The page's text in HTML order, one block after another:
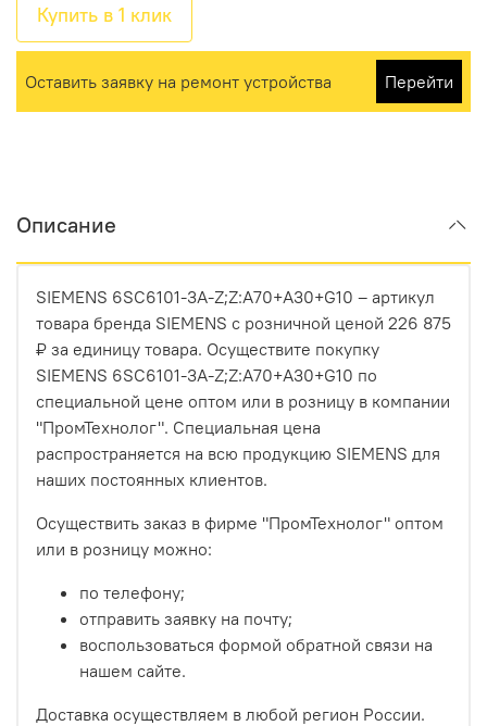
Купить в 1 клик
Оставить заявку на ремонт устройства Перейти
Описание
SIEMENS 6SC6101-3A-Z;Z:A70+A30+G10 – артикул
товара бренда SIEMENS с розничной ценой 226 875
₽ за единицу товара. Осуществите покупку
SIEMENS 6SC6101-3A-Z;Z:A70+A30+G10 по
специальной цене оптом или в розницу в компании
"ПромТехнолог". Специальная цена
распространяется на всю продукцию SIEMENS для
наших постоянных клиентов.
Осуществить заказ в фирме "ПромТехнолог" оптом
или в розницу можно:
по телефону;
отправить заявку на почту;
воспользоваться формой обратной связи на
нашем сайте.
Доставка осуществляем в любой регион России.